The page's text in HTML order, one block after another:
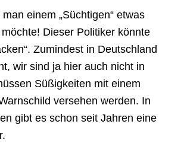
einem „Süchtigen“ etwas
Dieser Politiker könnte
Zumindest in Deutschland
wir sind ja hier auch nicht in
Süßigkeiten mit einem
versehen werden. In
gibt es schon seit Jahren eine